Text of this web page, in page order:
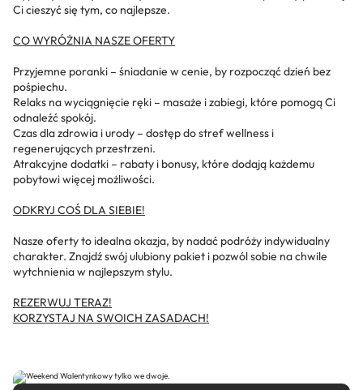
Ci cieszyć się tym, co najlepsze.
CO WYRÓŻNIA NASZE OFERTY
Przyjemne poranki – śniadanie w cenie, by rozpocząć dzień bez
pośpiechu.
Relaks na wyciągnięcie ręki – masaże i zabiegi, które pomogą Ci
odnaleźć spokój.
Czas dla zdrowia i urody – dostęp do stref wellness i
regenerujących przestrzeni.
Atrakcyjne dodatki – rabaty i bonusy, które dodają każdemu
pobytowi więcej możliwości.
ODKRYJ COŚ DLA SIEBIE!
Nasze oferty to idealna okazja, by nadać podróży indywidualny
charakter. Znajdź swój ulubiony pakiet i pozwól sobie na chwile
wytchnienia w najlepszym stylu.
REZERWUJ TERAZ!
KORZYSTAJ NA SWOICH ZASADACH!